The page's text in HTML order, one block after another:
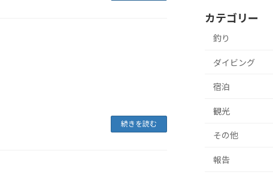
続きを読む
カテゴリー
釣り
ダイビング
宿泊
観光
その他
報告